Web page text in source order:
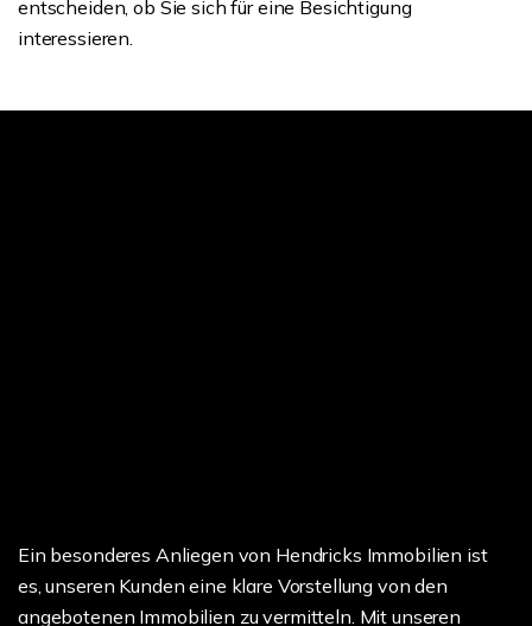
entscheiden, ob Sie sich für eine Besichtigung
interessieren.
Ein besonderes Anliegen von Hendricks Immobilien ist
es, unseren Kunden eine klare Vorstellung von den
angebotenen Immobilien zu vermitteln. Mit unseren